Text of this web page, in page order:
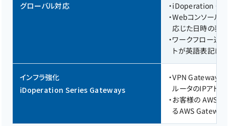
グローバル対応 ・iDoperation
・Webコンソール
応じた日時の表記
・ワークフロー通
トが英語表記にな
インフラ強化
iDoperation Series Gateways
・VPN Gateways
ルータのIPアドレ
・お客様の AWS
るAWS